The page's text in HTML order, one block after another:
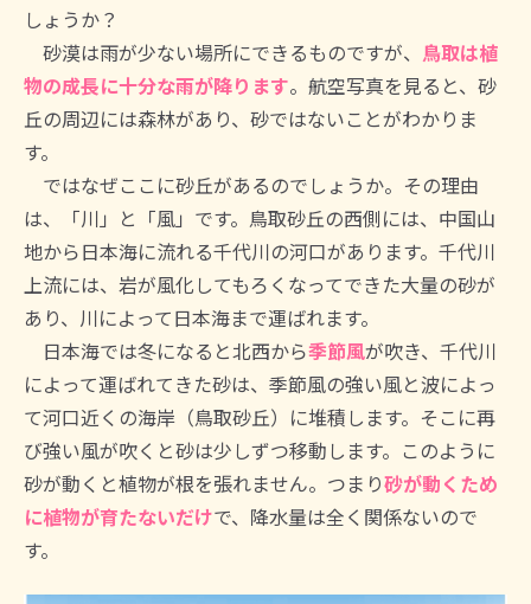
しょうか？
砂漠は雨が少ない場所にできるものですが、 鳥取は植
物の成長に十分な雨が降ります。航空写真を見ると、砂
丘の周辺には森林があり、砂ではないことがわかりま
す。
ではなぜここに砂丘があるのでしょうか。その理由
は、「川」と「風」です。鳥取砂丘の西側には、中国山
地から日本海に流れる千代川の河口があります。千代川
上流には、岩が風化してもろくなってできた大量の砂が
あり、川によって日本海まで運ばれます。
日本海では冬になると北西から季節風が吹き、千代川
によって運ばれてきた砂は、季節風の強い風と波によっ
て河口近くの海岸（鳥取砂丘）に堆積します。そこに再
び強い風が吹くと砂は少しずつ移動します。このように
砂が動くと植物が根を張れません。つまり砂が動くため
に植物が育たないだけで、降水量は全く関係ないので
す。